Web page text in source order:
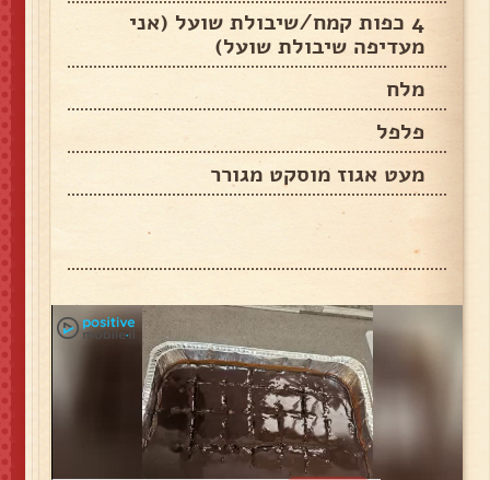
4 כפות קמח/שיבולת שועל (אני
מעדיפה שיבולת שועל)
מלח
פלפל
מעט אגוז מוסקט מגורר